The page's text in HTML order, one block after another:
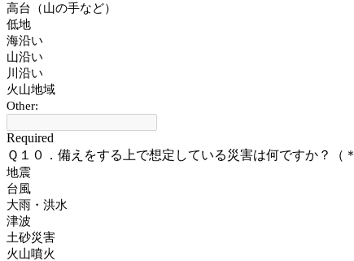
高台（山の手など）
低地
海沿い
山沿い
川沿い
火山地域
Other:
Required
Ｑ１０．備えをする上で想定している災害は何ですか？（
地震
台風
大雨・洪水
津波
土砂災害
火山噴火